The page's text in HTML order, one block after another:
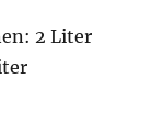
2 Liter